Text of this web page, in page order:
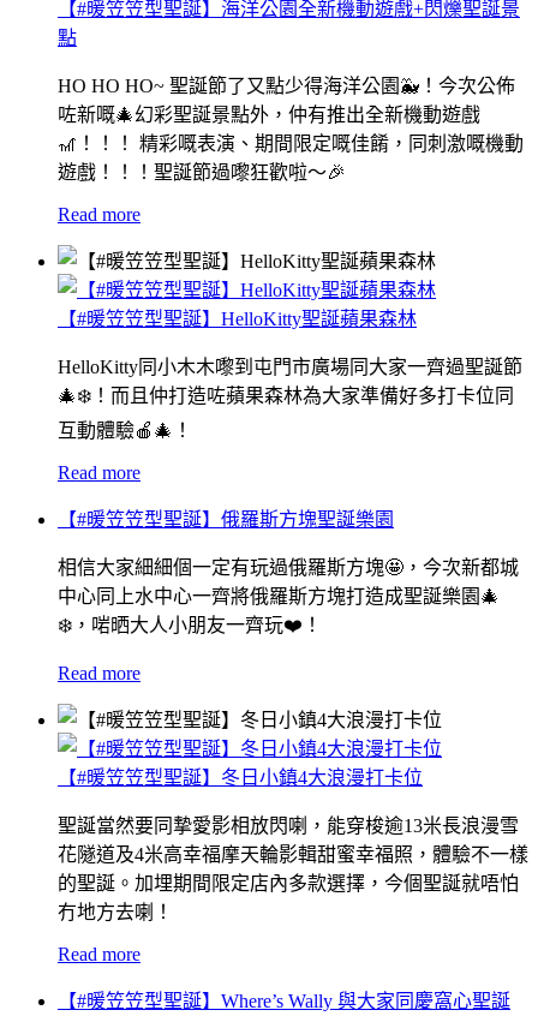
【#暖笠笠型聖誕】海洋公園全新機動遊戲+閃爍聖誕景
點
HO HO HO~ 聖誕節了又點少得海洋公園🐳！今次公佈
咗新嘅🎄幻彩聖誕景點外，仲有推出全新機動遊戲
🎢！！！ 精彩嘅表演、期間限定嘅佳餚，同刺激嘅機動
遊戲！！！聖誕節過嚟狂歡啦～🎉
Read more
【#暖笠笠型聖誕】HelloKitty聖誕蘋果森林
HelloKitty同小木木嚟到屯門市廣場同大家一齊過聖誕節
🎄❄️！而且仲打造咗蘋果森林為大家準備好多打卡位同
互動體驗🍎🎄！
Read more
【#暖笠笠型聖誕】俄羅斯方塊聖誕樂園
相信大家細細個一定有玩過俄羅斯方塊🤩，今次新都城
中心同上水中心一齊將俄羅斯方塊打造成聖誕樂園🎄
❄️，啱晒大人小朋友一齊玩❤️！
Read more
【#暖笠笠型聖誕】冬日小鎮4大浪漫打卡位
聖誕當然要同摯愛影相放閃喇，能穿梭逾13米長浪漫雪
花隧道及4米高幸福摩天輪影輯甜蜜幸福照，體驗不一樣
的聖誕。加埋期間限定店內多款選擇，今個聖誕就唔怕
冇地方去喇！
Read more
【#暖笠笠型聖誕】Where’s Wally 與大家同慶窩心聖誕